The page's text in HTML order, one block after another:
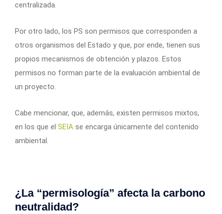
centralizada.
Por otro lado, los PS son permisos que corresponden a
otros organismos del Estado y que, por ende, tienen sus
propios mecanismos de obtención y plazos. Estos
permisos no forman parte de la evaluación ambiental de
un proyecto.
Cabe mencionar, que, además, existen permisos mixtos,
en los que el SEIA se encarga únicamente del contenido
ambiental.
¿La “permisología” afecta la carbono
neutralidad?